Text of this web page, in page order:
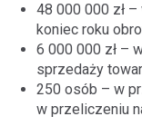
48 000 000 zł
koniec roku
6 000 000 zł –
sprzedaży
250 osób – w
w przeliczeniu